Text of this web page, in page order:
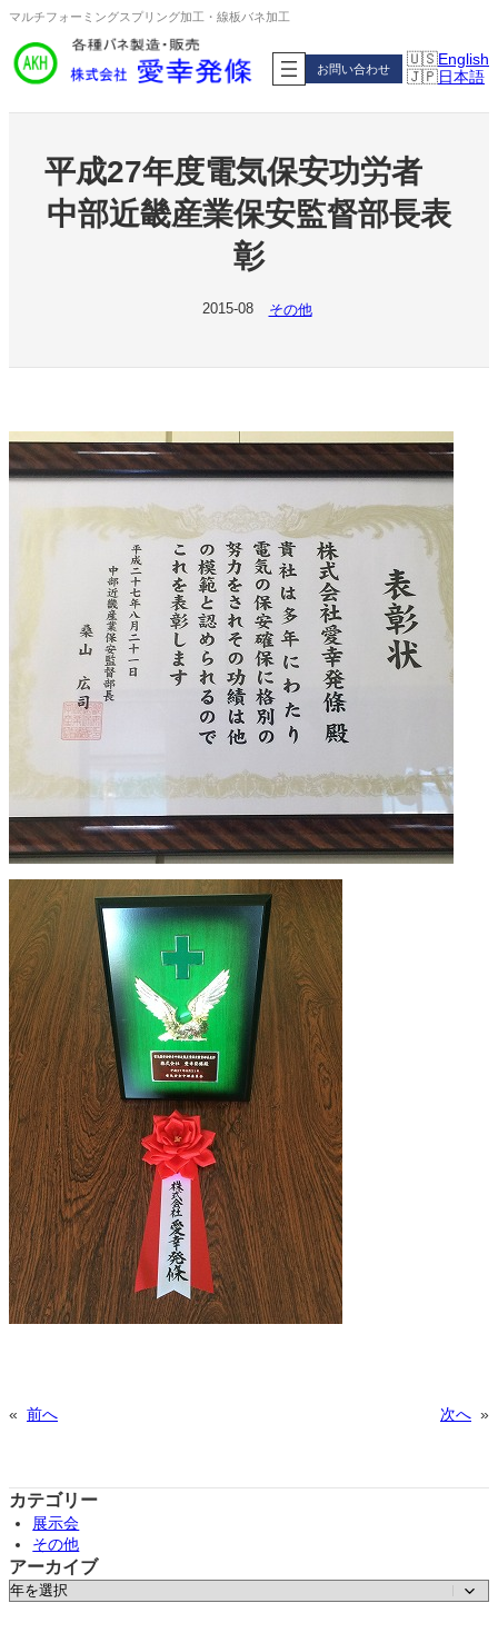
内
を
ス
マルチフォーミングスプリング加工・線板バネ加工
お問い合わせ
English
日本語
平成27年度電気保安功労者
中部近畿産業保安監督部長表
彰
2015-08 その他
« 前へ 次へ »
カテゴリー
展示会
その他
アーカイブ
ア